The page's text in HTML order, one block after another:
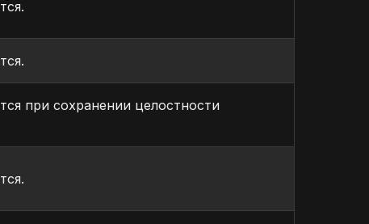
при сохранении целостности